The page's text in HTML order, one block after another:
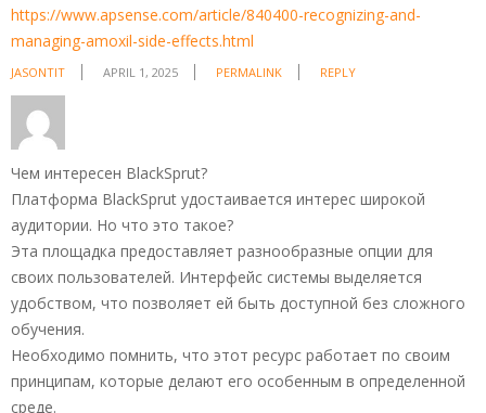
https://www.apsense.com/article/840400-recognizing-and-
managing-amoxil-side-effects.html
JASONTIT APRIL 1, 2025 PERMALINK REPLY
Чем интересен BlackSprut?
Платформа BlackSprut удостаивается интерес широкой
аудитории. Но что это такое?
Эта площадка предоставляет разнообразные опции для
своих пользователей. Интерфейс системы выделяется
удобством, что позволяет ей быть доступной без сложного
обучения.
Необходимо помнить, что этот ресурс работает по своим
принципам, которые делают его особенным в определенной
среде.